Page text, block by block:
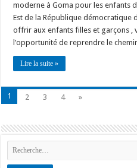
moderne à Goma pour les enfants
Est de la République démocratique
offrir aux enfants filles et garçons ,
l’opportunité de reprendre le
Lire la suite »
1 2 3 4 »